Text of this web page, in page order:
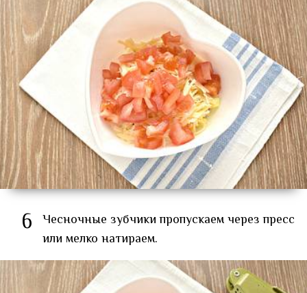
6 Чесночные зубчики пропускаем через пресс
или мелко натираем.